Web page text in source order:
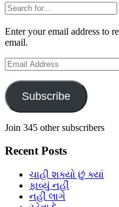
Sidebar
Search
Enter your email address to
email.
Email
Address
Subscribe
Join 345 other subscribers
Recent Posts
ચાહી શક્યો છું ક્યાં
ફાવ્યું નહીં
નહીં લાગે